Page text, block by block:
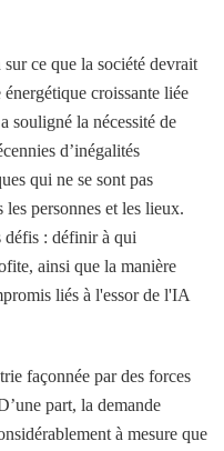
ce que la société devrait
croissante liée
souligné la nécessité de
d’inégalités
qui ne se sont pas
les personnes et les lieux.
défis : définir à qui
ainsi que la manière
liés à l'essor de l'IA
façonnée par des forces
part, la demande
à mesure que